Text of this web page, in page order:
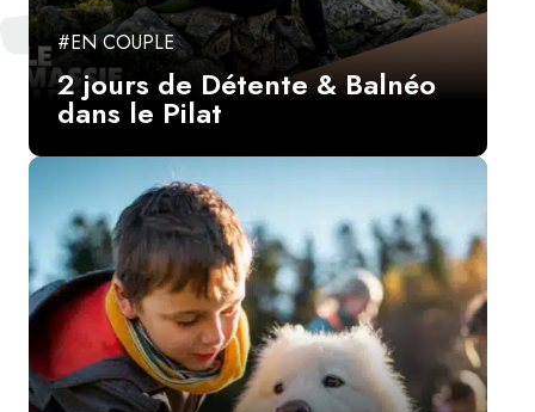
#EN COUPLE
2 jours de Détente & Balnéo
dans le Pilat